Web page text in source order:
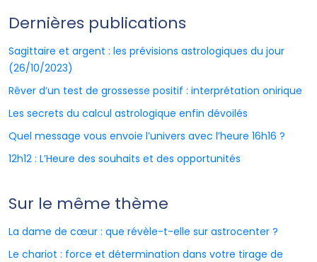
Dernières publications
Sagittaire et argent : les prévisions astrologiques du jour
(26/10/2023)
Rêver d’un test de grossesse positif : interprétation onirique
Les secrets du calcul astrologique enfin dévoilés
Quel message vous envoie l’univers avec l’heure 16h16 ?
12h12 : L’Heure des souhaits et des opportunités
Sur le même thème
La dame de cœur : que révèle-t-elle sur astrocenter ?
Le chariot : force et détermination dans votre tirage de